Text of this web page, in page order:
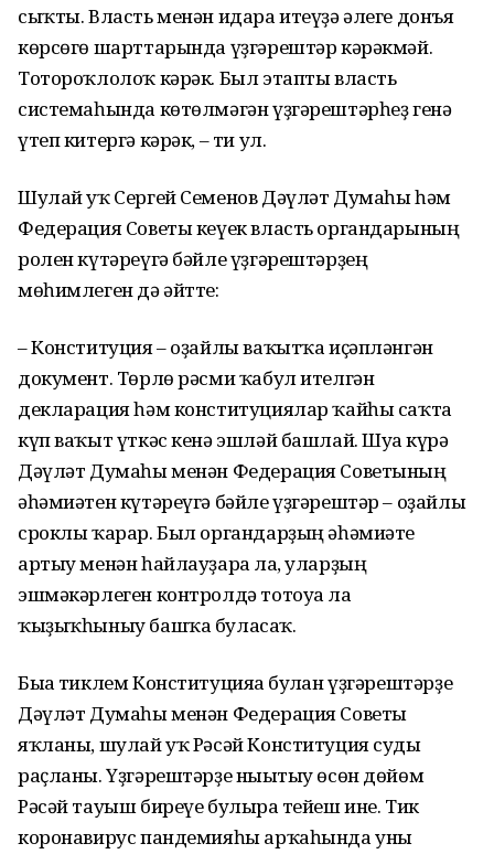
сыҡты. Власть менән идара итеүҙә әлеге донъя
көрсөгө шарттарында үҙгәрештәр кәрәкмәй.
Тотороҡлолоҡ кәрәк. Был этапты власть
системаһында көтөлмәгән үҙгәрештәрһеҙ генә
үтеп китергә кәрәк, – ти ул.
Шулай уҡ Сергей Семенов Дәүләт Думаһы һәм
Федерация Советы кеүек власть органдарының
ролен күтәреүгә бәйле үҙгәрештәрҙең
мөһимлеген дә әйтте:
– Конституция – оҙайлы ваҡытҡа иҫәпләнгән
документ. Төрлө рәсми ҡабул ителгән
декларация һәм конституциялар ҡайһы саҡта
күп ваҡыт үткәс кенә эшләй башлай. Шуға күрә
Дәүләт Думаһы менән Федерация Советының
әһәмиәтен күтәреүгә бәйле үҙгәрештәр – оҙайлы
сроклы ҡарар. Был органдарҙың әһәмиәте
артыу менән һайлауҙарға ла, уларҙың
эшмәкәрлеген контролдә тотоуға ла
ҡыҙыҡһыныу башҡа буласаҡ.
Быға тиклем Конституцияға булған үҙгәрештәрҙе
Дәүләт Думаһы менән Федерация Советы
яҡланы, шулай уҡ Рәсәй Конституция суды
раҫланы. Үҙгәрештәрҙе нығытыу өсөн дөйөм
Рәсәй тауыш биреүе булырға тейеш ине. Тик
коронавирус пандемияһы арҡаһында уны